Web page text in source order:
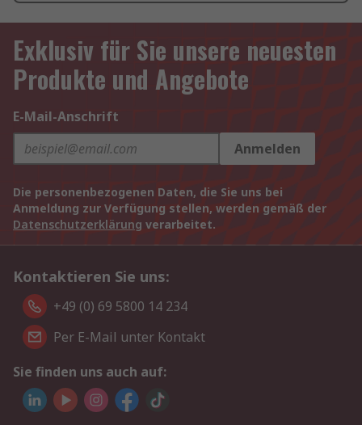
Exklusiv für Sie unsere neuesten
Produkte und Angebote
E-Mail-Anschrift
Anmelden
Die personenbezogenen Daten, die Sie uns bei
Anmeldung zur Verfügung stellen, werden gemäß der
Datenschutzerklärung verarbeitet.
Kontaktieren Sie uns:
+49 (0) 69 5800 14 234
Per E-Mail unter Kontakt
Sie finden uns auch auf: